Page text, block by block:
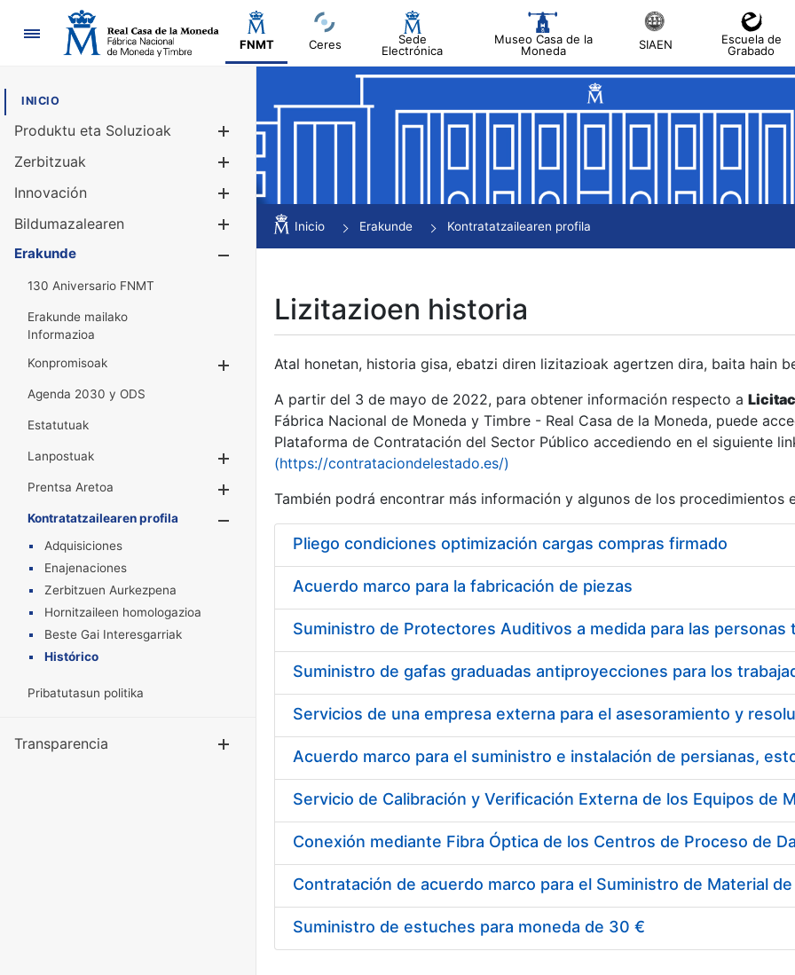
Nabigazioa
FNMT Ceres
Sede
Electrónica
Museo Casa de la
Moneda
SIAEN
Escuela de
Grabado
INICIO
Produktu eta Soluzioak
Erakutsi/Ezkutatu
Zerbitzuak
Innovación
Bildumazalearen
Erakutsi/Ezkutatu
Erakunde
130 Aniversario FNMT
Erakunde mailako
Informazioa
Konpromisoak
Erakutsi/Ezkutatu
Agenda 2030 y ODS
Estatutuak
Lanpostuak
Erakutsi/Ezkutatu
Prentsa Aretoa
Erakutsi/Ezkutatu
Kontratatzailearen profila
Erakutsi/Ezkutatu
Adquisiciones
Enajenaciones
Zerbitzuen Aurkezpena
Hornitzaileen homologazioa
Beste Gai Interesgarriak
Histórico
Pribatutasun politika
Transparencia Erakutsi/Ezkutatu
Inicio Erakunde Kontratatzailearen profila
Lizitazioen historia
Atal honetan, historia gisa, ebatzi diren lizitazioak agertzen dira, baita hain
A partir del 3 de mayo de 2022, para obtener información respecto a
Fábrica Nacional de Moneda y Timbre - Real Casa de la Moneda, puede
Plataforma de Contratación del Sector Público accediendo en el siguiente
(https://contrataciondelestado.es/)
También podrá encontrar más información y algunos de los procedimientos
Pliego condiciones optimización cargas compras firmado
Acuerdo marco para la fabricación de piezas
Acuerdo marco para el suministro e instalación de persianas,
Suministro de estuches para moneda de 30 €